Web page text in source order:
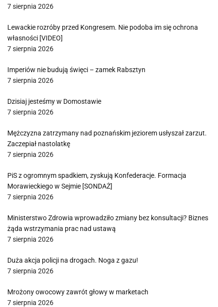
7 sierpnia 2026
Lewackie rozróby przed Kongresem. Nie podoba im się ochrona
własności [VIDEO]
7 sierpnia 2026
Imperiów nie budują święci – zamek Rabsztyn
7 sierpnia 2026
Dzisiaj jesteśmy w Domostawie
7 sierpnia 2026
Mężczyzna zatrzymany nad poznańskim jeziorem usłyszał zarzut.
Zaczepiał nastolatkę
7 sierpnia 2026
PiS z ogromnym spadkiem, zyskują Konfederacje. Formacja
Morawieckiego w Sejmie [SONDAŻ]
7 sierpnia 2026
Ministerstwo Zdrowia wprowadziło zmiany bez konsultacji? Biznes
żąda wstrzymania prac nad ustawą
7 sierpnia 2026
Duża akcja policji na drogach. Noga z gazu!
7 sierpnia 2026
Mrożony owocowy zawrót głowy w marketach
7 sierpnia 2026